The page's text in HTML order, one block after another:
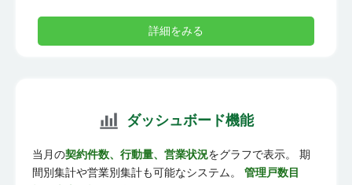
詳細をみる
ダッシュボード機能
当月の契約件数、行動量、営業状況をグラフで表示。 期
間別集計や営業別集計も可能なシステム。 管理戸数目